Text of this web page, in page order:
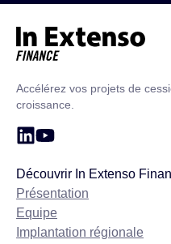
Accélérez vos projets de
croissance.
Découvrir In Extenso
Présentation
Equipe
Implantation régionale